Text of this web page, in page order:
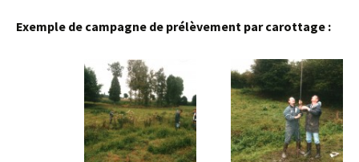
Exemple de campagne de prélèvement par carottage :